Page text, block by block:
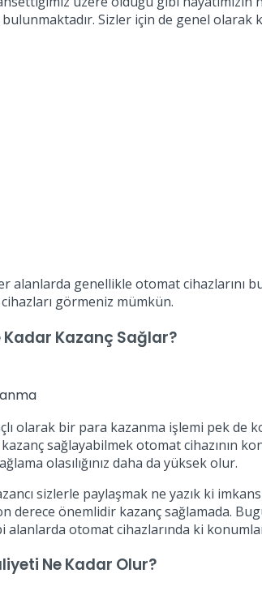
Sizler için de genel olarak
alanlarda genellikle otomat cihazlarını
görmeniz mümkün.
Kazanç Sağlar?
olarak bir para kazanma işlemi pek
sağlayabilmek otomat cihazının
olasılığınız daha da yüksek olur.
sizlerle paylaşmak ne yazık ki
derece önemlidir kazanç sağlamada.
otomat cihazlarında ki
Ne Kadar Olur?